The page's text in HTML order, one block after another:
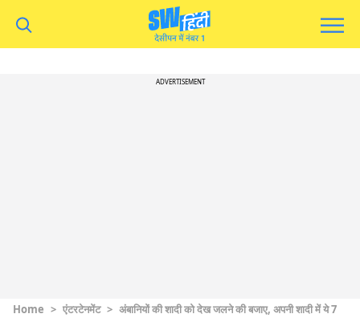
ADVERTISEMENT
Home > एंटरटेनमेंट > अंबानियों की शादी को देख जलने की बजाए, अपनी शादी में ये 7